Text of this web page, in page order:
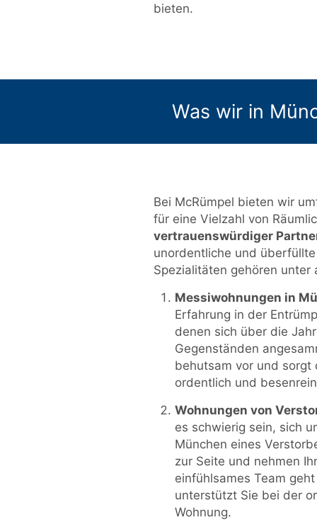
bieten.
Was wir in
Bei McRümpel bieten wir
für eine Vielzahl von
vertrauenswürdiger
unordentliche und
Spezialitäten gehören unter
Messiwohnungen in
Erfahrung in der
denen sich über die
Gegenständen
behutsam vor und sorgt
ordentlich und
Wohnungen von
es schwierig sein, sich
München eines
zur Seite und nehmen
einfühlsames Team
unterstützt Sie bei der
Wohnung.